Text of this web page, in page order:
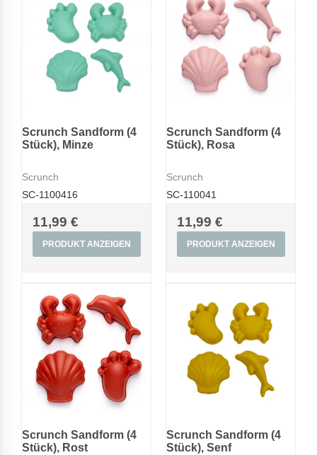
Scrunch Sandform (4
Stück), Minze
Scrunch
SC-1100416
11,99 €
PRODUKT ANZEIGEN
Scrunch Sandform (4
Stück), Rosa
Scrunch
SC-110041
11,99 €
PRODUKT ANZEIGEN
Scrunch Sandform (4
Stück), Rost
Scrunch Sandform (4
Stück), Senf